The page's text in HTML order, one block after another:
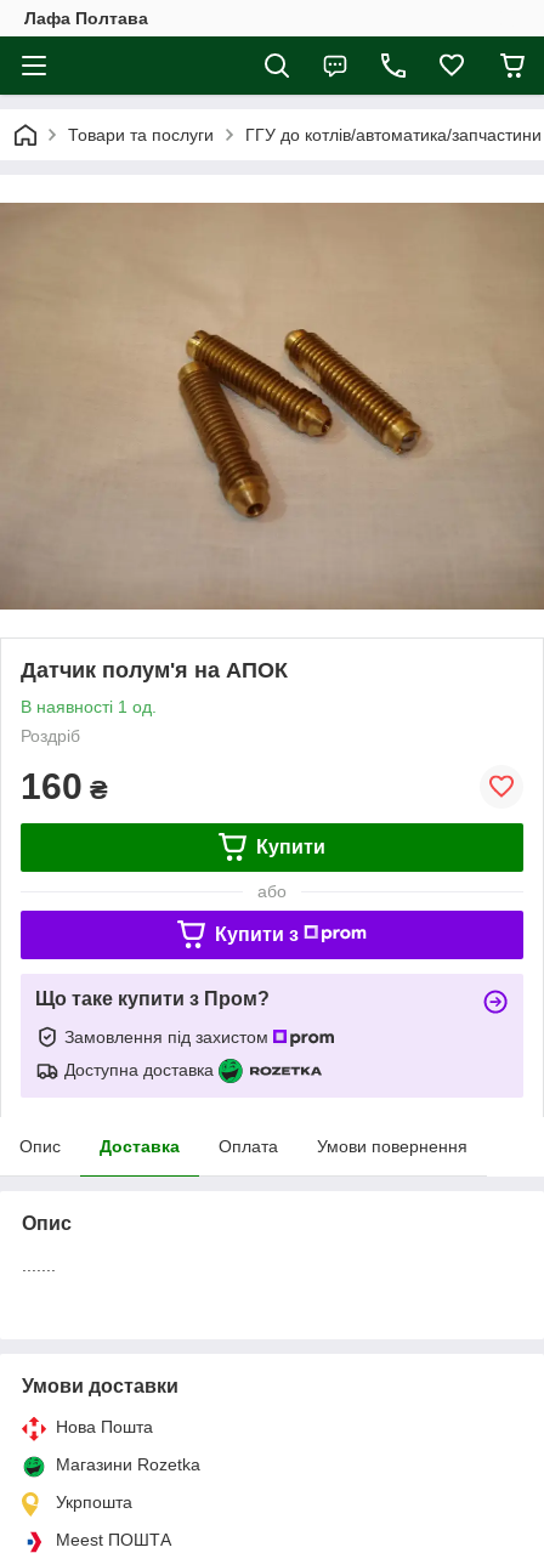
Лафа Полтава
Товари та послуги ГГУ до котлів/автоматика/запчастини
Датчик полум'я на АПОК
В наявності 1 од.
Роздріб
160 ₴
Купити
або
Купити з
Що таке купити з Пром?
Замовлення під захистом
Доступна доставка
Опис Доставка Оплата Умови повернення
Опис
Умови доставки
Нова Пошта
Магазини Rozetka
Укрпошта
Meest ПОШТА